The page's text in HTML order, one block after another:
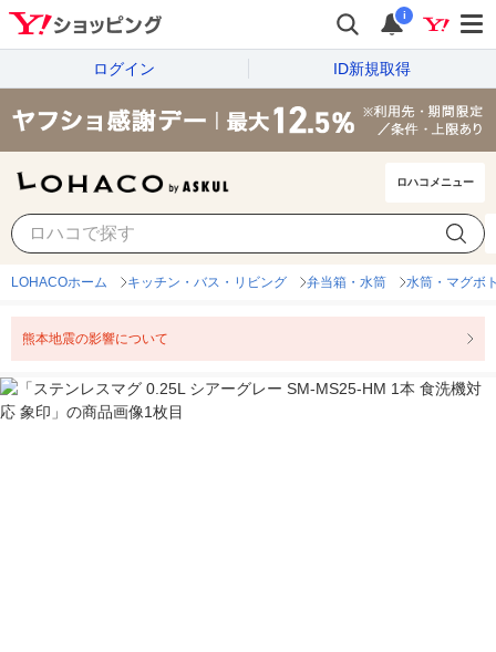
i
ログイン ID新規取得
ロハコメニュー
LOHACOホーム キッチン・バス・リビング 弁当箱・水筒 水筒・マグボ
熊本地震の影響について